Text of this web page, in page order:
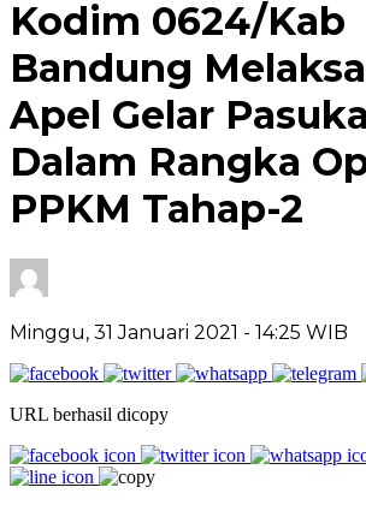
Kodim 0624/Kab
Bandung
Apel Gelar
Dalam Rangka
PPKM Tahap-2
Minggu, 31 Januari 2021 - 14:25 WIB
URL berhasil dicopy